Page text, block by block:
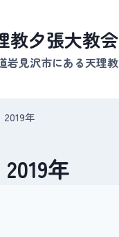
教夕張大教会
岩見沢市にある天理
年
年